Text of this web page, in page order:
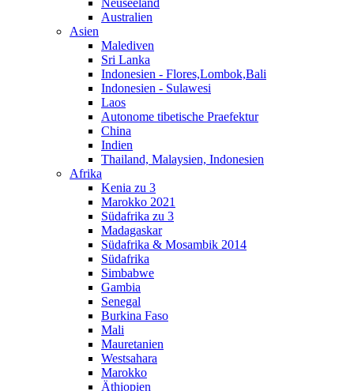
Australien
Asien
Malediven
Sri Lanka
Indonesien - Flores,Lombok,Bali
Indonesien - Sulawesi
Laos
Autonome tibetische Praefektur
China
Indien
Thailand, Malaysien, Indonesien
Afrika
Kenia zu 3
Marokko 2021
Südafrika zu 3
Madagaskar
Südafrika & Mosambik 2014
Südafrika
Simbabwe
Gambia
Senegal
Burkina Faso
Mali
Mauretanien
Westsahara
Marokko
Äthiopien